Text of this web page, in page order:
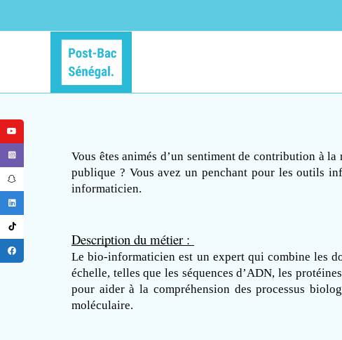
Vous êtes animés d’un sentiment de contribution à
publique ? Vous avez un penchant pour les outils
informaticien.
Description du métier :
Le bio-informaticien est un expert qui combine les
échelle, telles que les séquences d’ADN, les
pour aider à la compréhension des processus
moléculaire.